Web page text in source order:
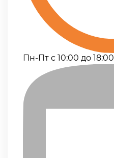
Пн-Пт с 10:00 до 18:00